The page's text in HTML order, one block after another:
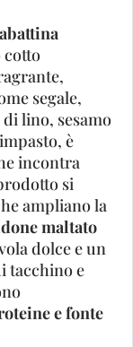
segale,
lino, sesamo
è
incontra
si
ampliano la
maltato
dolce e un
tacchino e
e fonte